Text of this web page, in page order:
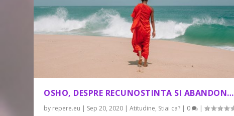
OSHO, DESPRE RECUNOSTINTA SI ABANDON…
by repere.eu | Sep 20, 2020 |Atitudine, Stiai ca? | 0 |